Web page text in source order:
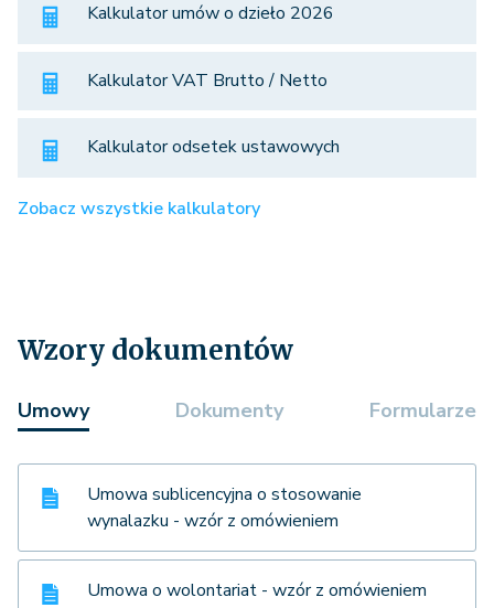
Kalkulator umów o dzieło 2026
Kalkulator VAT Brutto / Netto
Kalkulator odsetek ustawowych
Zobacz wszystkie kalkulatory
Wzory dokumentów
Umowy Dokumenty Formularze
Umowa sublicencyjna o stosowanie
wynalazku - wzór z omówieniem
Umowa o wolontariat - wzór z omówieniem